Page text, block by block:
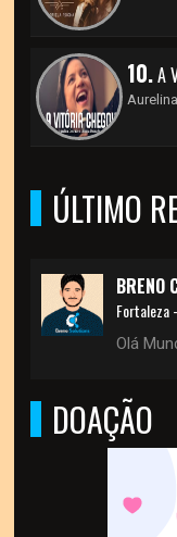
10.A
ÚLTIMO
BRENO
Fortaleza
Olá
DOAÇÃO